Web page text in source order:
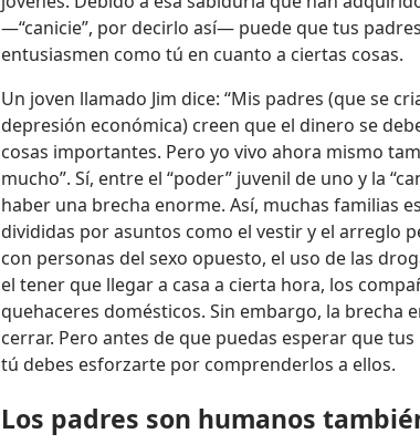
—“canicie”, por decirlo así— puede que tus
entusiasmen como tú en cuanto a ciertas cosas.
Un joven llamado Jim dice: “Mis padres (que se
depresión económica) creen que el dinero se
cosas importantes. Pero yo vivo ahora mismo
mucho”. Sí, entre el “poder” juvenil de uno y la
haber una brecha enorme. Así, muchas familias
divididas por asuntos como el vestir y el arreglo
con personas del sexo opuesto, el uso de las
el tener que llegar a casa a cierta hora, los
quehaceres domésticos. Sin embargo, la brecha
cerrar. Pero antes de que puedas esperar que
tú debes esforzarte por comprenderlos a ellos.
Los padres son humanos